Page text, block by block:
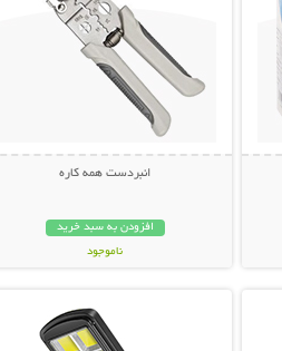
انبردست همه کاره
افزودن به سبد خرید
ناموجود